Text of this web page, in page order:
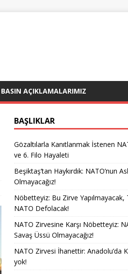
BASIN AÇIKLAMALARIMIZ
BAŞLIKLAR
Gözaltılarla Kanıtlanmak İstenen
ve 6. Filo Hayaleti
Beşiktaş’tan Haykırdık: NATO’nun
Olmayacağız!
Nöbetteyiz: Bu Zirve Yapılmayacak,
NATO Defolacak!
NATO Zirvesine Karşı Nöbetteyiz:
Savaş Üssü Olmayacağız!
NATO Zirvesi İhanettir: Anadolu’da
yok!